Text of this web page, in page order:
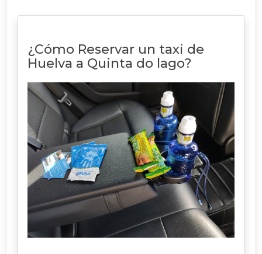
¿Cómo Reservar un taxi de
Huelva a Quinta do lago?